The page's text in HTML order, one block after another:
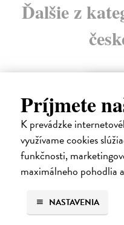
Príjmete
K prevádzke
využívame cookies
funkčnosti,
maximálneho pohodlia
NASTAVENIA
Ďalšie z